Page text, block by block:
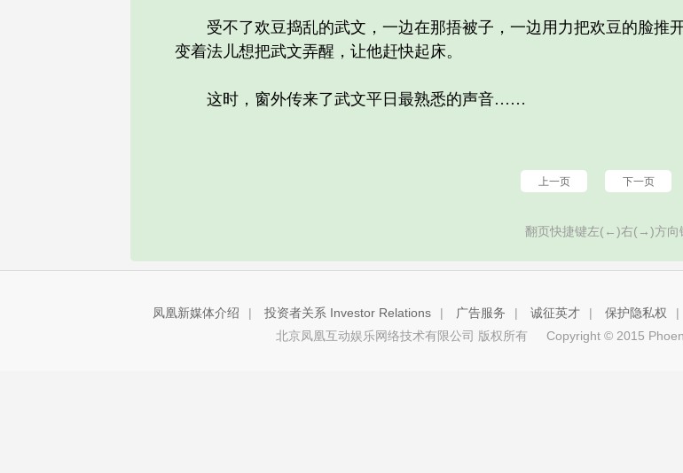
受不了欢豆捣乱的武文，一边在那捂被子，一边用力把欢豆的脸推
变着法儿想把武文弄醒，让他赶快起床。
这时，窗外传来了武文平日最熟悉的声音……
上一页 下一页
翻页快捷键左(←)右(→)方向
凤凰新媒体介绍 | 投资者关系 Investor Relations | 广告服务 | 诚征英才 | 保护隐私权 |
北京凤凰互动娱乐网络技术有限公司 版权所有
Copyright © 2015